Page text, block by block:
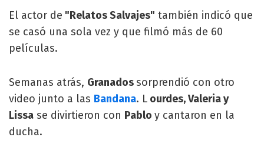
El actor de "Relatos Salvajes" también indicó que
se casó una sola vez y que filmó más de 60
películas.
Semanas atrás, Granadossorprendió con otro
video junto a las Bandana. L ourdes, Valeria y
Lissa se divirtieron con Pablo y cantaron en la
ducha.